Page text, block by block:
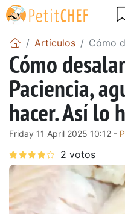
Artículos Cómo
Cómo
Paciencia,
hacer. Así lo
Friday 11 April 2025 10:12 -